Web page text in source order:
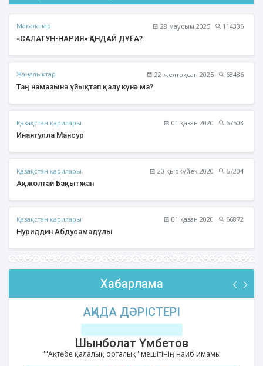
Мақалалар 28 маусым 2025
114336
«САЛАТУН-НАРИЯ» ҚАНДАЙ ДҰҒА?
Жаңалықтар 22 желтоқсан 2025
68486
Таң намазына ұйықтап қалу күнә ма?
Қазақстан қарилары 01 қазан 2020
67503
Инаятулла Мансур
Қазақстан қарилары 20 қыркүйек 2020
67204
Ақжолтай Бақытжан
Қазақстан қарилары 01 қазан 2020
66872
Нуриддин Абдусамадұлы
Хабарлама
АҚИДА ДӘРІСТЕРІ
Шынболат Үмбетов
""Ақтөбе қалалық орталық" мешітінің наиб имамы